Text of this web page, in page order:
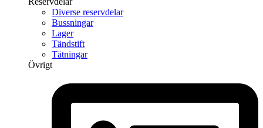
Diverse reservdelar
Bussningar
Lager
Tändstift
Tätningar
Övrigt